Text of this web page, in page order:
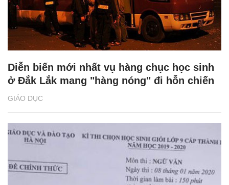
GIÁO DỤC
Diễn biến mới nhất vụ hàng chục học sinh
ở Đắk Lắk mang "hàng nóng" đi hỗn chiến